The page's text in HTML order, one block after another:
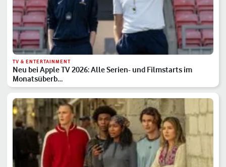
TV & ENTERTAINMENT
Neu bei Apple TV 2026: Alle Serien- und Filmstarts im
Monatsüberb…